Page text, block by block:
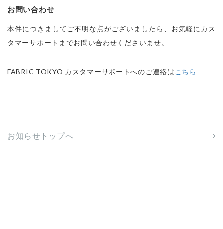
お問い合わせ
本件につきましてご不明な点がございましたら、お気軽にカス
タマーサポートまでお問い合わせくださいませ。
FABRIC TOKYO カスタマーサポートへのご連絡は こちら
お知らせトップへ